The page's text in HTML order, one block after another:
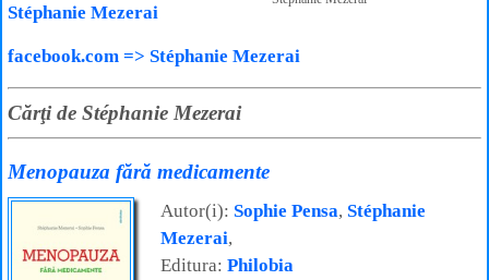
Stéphanie Mezerai
facebook.com => Stéphanie Mezerai
Cărţi de Stéphanie Mezerai
Menopauza fără medicamente
Autor(i): Sophie Pensa, Stéphanie
Mezerai,
Editura: Philobia